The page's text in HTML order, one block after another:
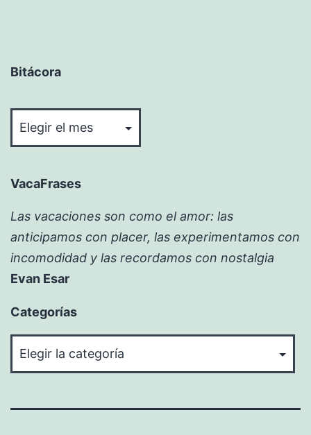
Bitácora
VacaFrases
Las vacaciones son como el amor: las
anticipamos con placer, las experimentamos con
incomodidad y las recordamos con nostalgia
Evan Esar
Categorías